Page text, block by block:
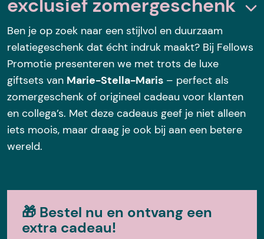
exclusief zomergeschenk
Ben je op zoek naar een stijlvol en duurzaam
relatiegeschenk dat écht indruk maakt? Bij Fellows
Promotie presenteren we met trots de luxe
giftsets van Marie-Stella-Maris – perfect als
zomergeschenk of origineel cadeau voor klanten
en collega’s. Met deze cadeaus geef je niet alleen
iets moois, maar draag je ook bij aan een betere
wereld.
🎁 Bestel nu en ontvang een
extra cadeau!